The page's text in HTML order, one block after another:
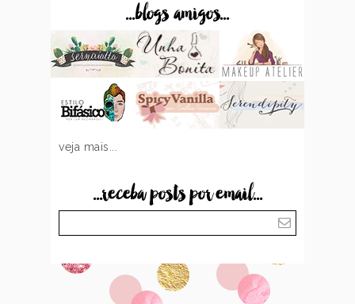
...blogs amigos...
veja mais...
...receba posts por email...